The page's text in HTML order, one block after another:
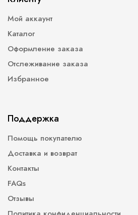
Мой аккаунт
Каталог
Оформление заказа
Отслеживание заказа
Избранное
Поддержка
Помощь покупателю
Доставка и возврат
Контакты
FAQs
Отзывы